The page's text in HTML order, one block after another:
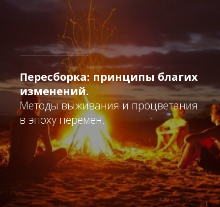
Пересборка: принципы благих
изменений.
Методы выживания и процветания
в эпоху перемен.